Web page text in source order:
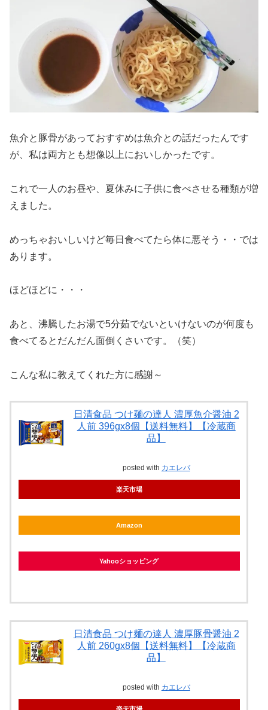
魚介と豚骨があっておすすめは魚介との話だったんです
が、私は両方とも想像以上においしかったです。
これで一人のお昼や、夏休みに子供に食べさせる種類が増
えました。
めっちゃおいしいけど毎日食べてたら体に悪そう・・では
あります。
ほどほどに・・・
あと、沸騰したお湯で5分茹でないといけないのが何度も
食べてるとだんだん面倒くさいです。（笑）
こんな私に教えてくれた方に感謝～
日清食品 つけ麺の達人 濃厚魚介醤油 2
人前 396gx8個【送料無料】【冷蔵商
品】
posted with カエレバ
楽天市場
Amazon
Yahooショッピング
日清食品 つけ麺の達人 濃厚豚骨醤油 2
人前 260gx8個【送料無料】【冷蔵商
品】
posted with カエレバ